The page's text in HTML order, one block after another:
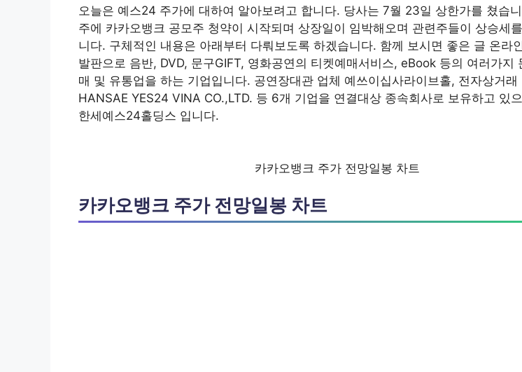
오늘은 예스24 주가에 대하여 알아보려고 합니다. 당사는 7월 23일 상한가를 쳤습
주에 카카오뱅크 공모주 청약이 시작되며 상장일이 임박해오며 관련주들이 상승세
니다. 구체적인 내용은 아래부터 다뤄보도록 하겠습니다. 함께 보시면 좋은 글 온라
발판으로 음반, DVD, 문구GIFT, 영화공연의 티켓예매서비스, eBook 등의 여러가지
매 및 유통업을 하는 기업입니다. 공연장대관 업체 예쓰이십사라이브홀, 전자상거래
HANSAE YES24 VINA CO.,LTD. 등 6개 기업을 연결대상 종속회사로 보유하고 있
한세예스24홀딩스 입니다.
카카오뱅크 주가 전망일봉 차트
카카오뱅크 주가 전망일봉 차트